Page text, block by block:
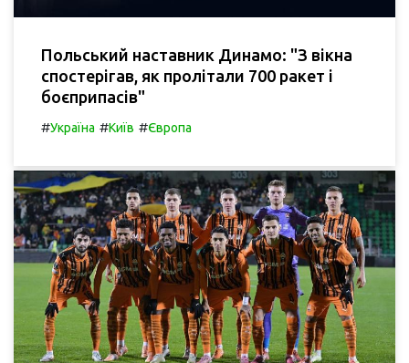
Польський наставник Динамо: "З вікна
спостерігав, як пролітали 700 ракет і
боєприпасів"
#Україна #Київ #Європа